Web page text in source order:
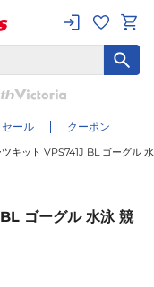
セール クーポン
キット VPS741J BL ゴーグル
ゴーグル 水泳 競